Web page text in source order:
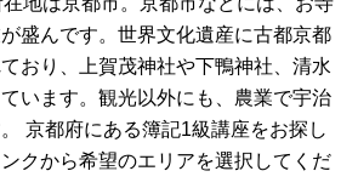
盛んです。世界文化遺産に古都京都
おり、上賀茂神社や下鴨神社、清水
います。観光以外にも、農業で宇治
京都府にある簿記1級講座をお探し
クから希望のエリアを選択してくだ